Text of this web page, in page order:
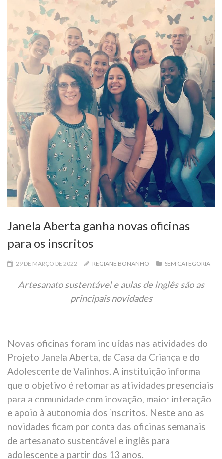
Janela Aberta ganha novas oficinas
para os inscritos
29 DE MARÇO DE 2022 REGIANE BONANHO SEM CATEGORIA
Artesanato sustentável e aulas de inglês são as
principais novidades
Novas oficinas foram incluídas nas atividades do
Projeto Janela Aberta, da Casa da Criança e do
Adolescente de Valinhos. A instituição informa
que o objetivo é retomar as atividades presenciais
para a comunidade com inovação, maior interação
e apoio à autonomia dos inscritos. Neste ano as
novidades ficam por conta das oficinas semanais
de artesanato sustentável e inglês para
adolescente a partir dos 13 anos.